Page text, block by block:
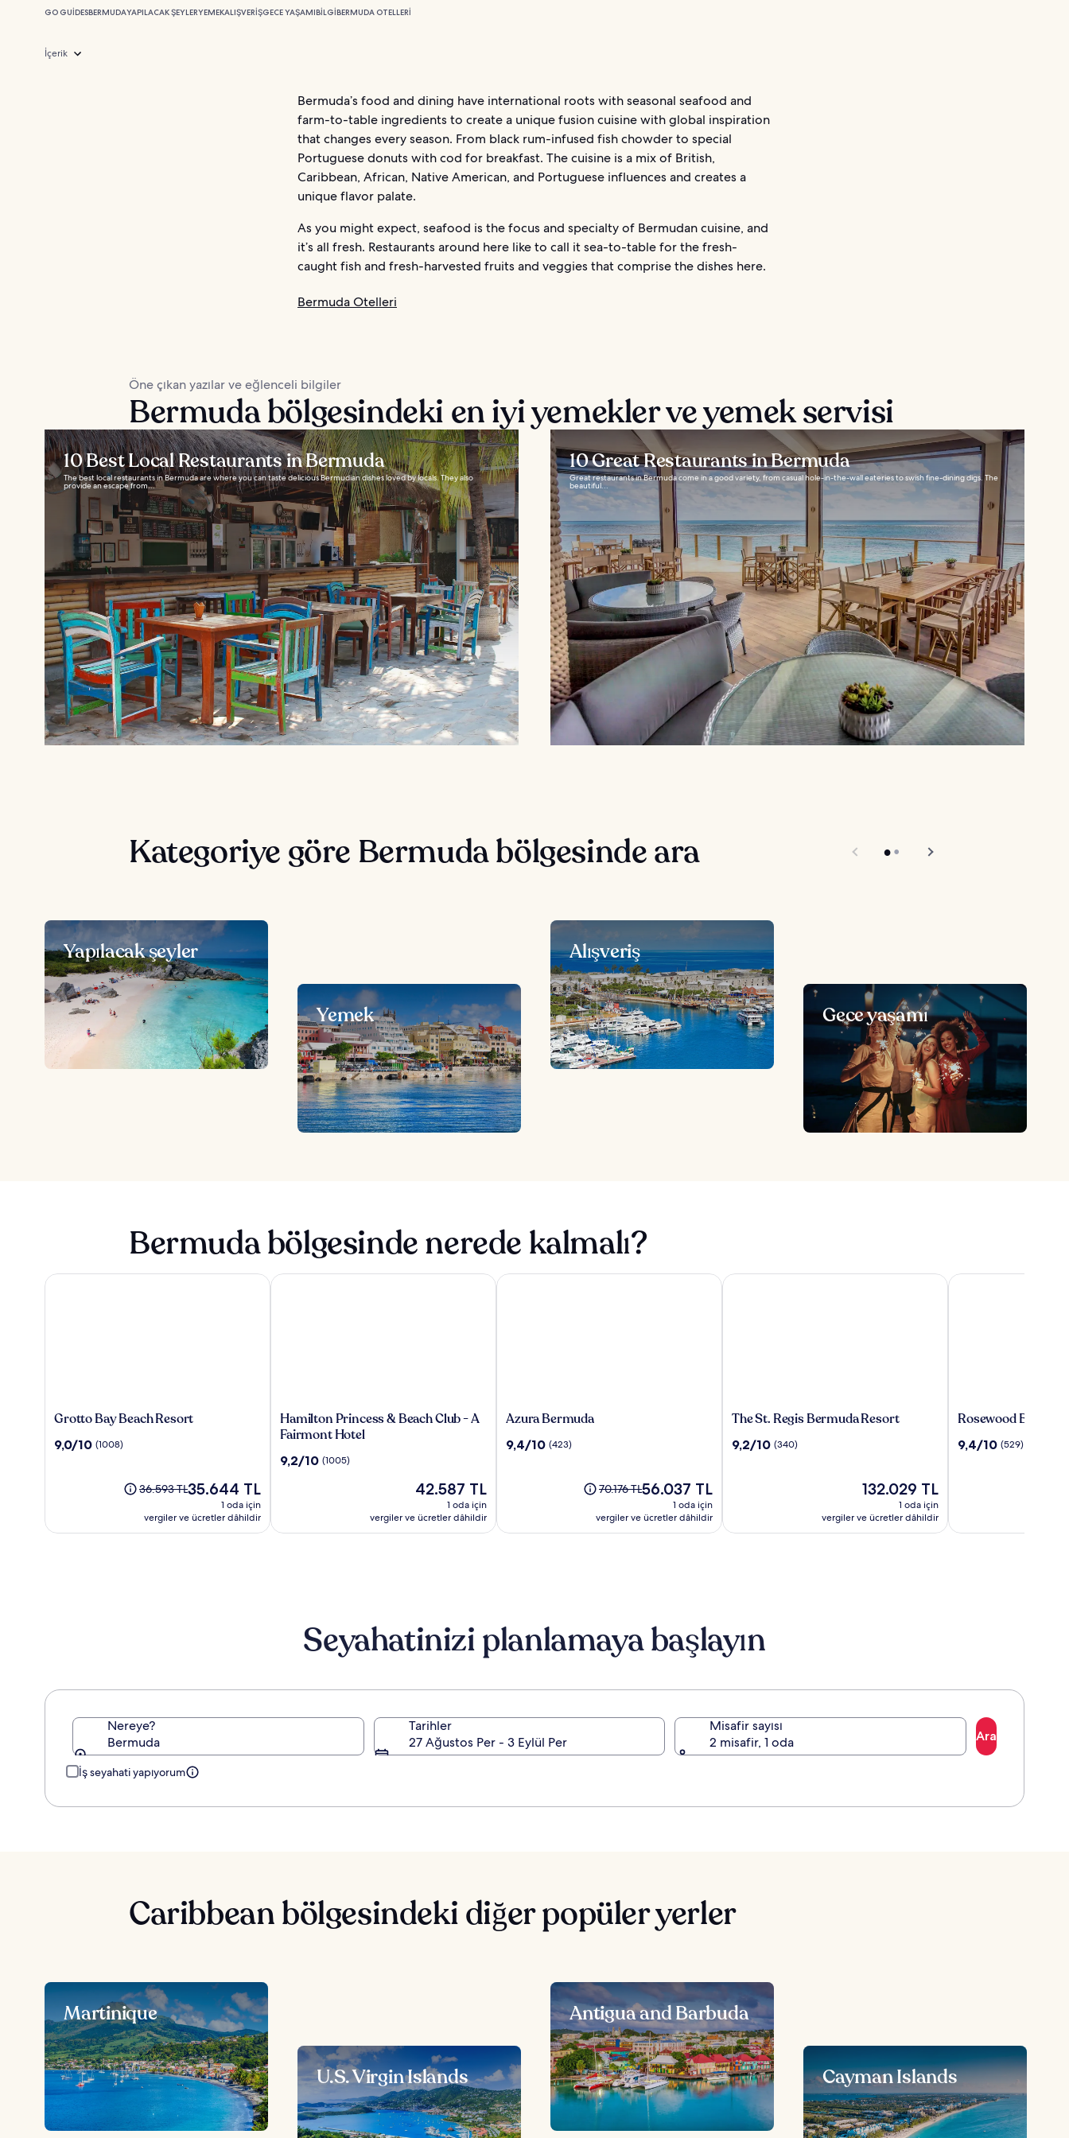
GO GUIDESBERMUDAYAPILACAK ŞEYLERYEMEKALIŞVERIŞGECE YAŞAMIBILGIBERMUDA OTELLERI
İçerik
Bermuda’s food and dining have international roots with seasonal seafood and
farm-to-table ingredients to create a unique fusion cuisine with global inspiration
that changes every season. From black rum-infused fish chowder to special
Portuguese donuts with cod for breakfast. The cuisine is a mix of British,
Caribbean, African, Native American, and Portuguese influences and creates a
unique flavor palate.
As you might expect, seafood is the focus and specialty of Bermudan cuisine, and
it’s all fresh. Restaurants around here like to call it sea-to-table for the fresh-
caught fish and fresh-harvested fruits and veggies that comprise the dishes here.
Bermuda Otelleri
Öne çıkan yazılar ve eğlenceli bilgiler
Bermuda bölgesindeki en iyi yemekler ve yemek servisi
10 Best Local Restaurants in Bermuda
The best local restaurants in Bermuda are where you can taste delicious Bermudian dishes loved by locals. They also
provide an escape from...
10 Great Restaurants in Bermuda
Great restaurants in Bermuda come in a good variety, from casual hole-in-the-wall eateries to swish fine-dining digs. The
beautiful...
Kategoriye göre Bermuda bölgesinde ara
Yapılacak şeyler
Yemek
Alışveriş
Gece yaşamı
Bermuda bölgesinde nerede kalmalı?
Grotto
Beach
Grotto Bay Beach Resort
10
9,0/10 (1008)
Eski
36.593 TL,
Standart
36.593 TLGüncel
35.644 TL
35.644 TL
1 oda için
vergiler ve ücretler dâhildir
Grotto Bay Beach Resort
Hamilton
Princess
Beach
Fairmont
Hamilton Princess & Beach Club - A
Fairmont Hotel
10
9,2/10 (1005)
Güncel
42.587 TL
42.587 TL
1 oda için
vergiler ve ücretler dâhildir
Hamilton Princess & Beach Club - A Fairmont Hotel
Azura
Azura Bermuda
10
9,4/10 (423)
Eski
70.176 TL,
Standart
70.176 TLGüncel
56.037 TL
56.037 TL
1 oda için
vergiler ve ücretler dâhildir
Azura Bermuda
The
Regis
The St. Regis Bermuda Resort
10
9,2/10 (340)
Güncel
132.029 TL
132.029 TL
1 oda için
vergiler ve ücretler dâhildir
The St. Regis Bermuda Resort
Rosewood
Rosewood
10
9,4/10 (529)
Rosewood Bermuda
Seyahatinizi planlamaya başlayın
Nereye?
Bermuda
Tarihler
27 Ağustos Per - 3 Eylül Per
Misafir sayısı
2 misafir, 1 oda
İş seyahati yapıyorum
Ara
Caribbean bölgesindeki diğer popüler yerler
Martinique
U.S. Virgin Islands
Antigua and Barbuda
Cayman Islands